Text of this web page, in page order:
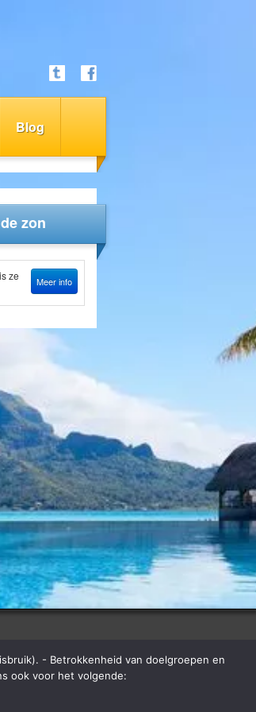
Blog
zon
ze
Meer info
- Betrokkenheid van doelgroepen en
ook voor het volgende: